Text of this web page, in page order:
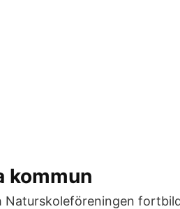
kommun
Naturskoleföreningen